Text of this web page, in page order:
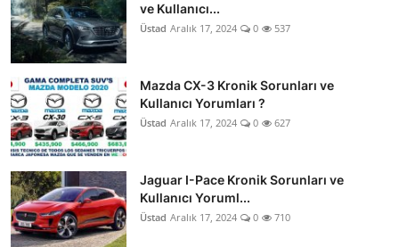
ve Kullanıcı...
Üstad Aralık 17, 2024 0 537
Mazda CX-3 Kronik Sorunları ve
Kullanıcı Yorumları ?
Üstad Aralık 17, 2024 0 627
Jaguar I-Pace Kronik Sorunları ve
Kullanıcı Yoruml...
Üstad Aralık 17, 2024 0 710